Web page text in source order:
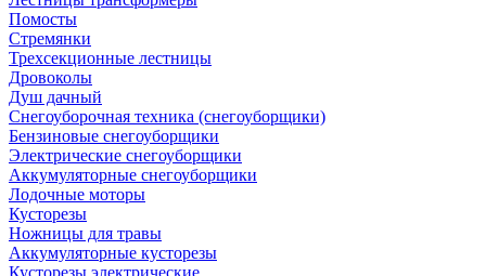
Помосты
Стремянки
Трехсекционные лестницы
Дровоколы
Душ дачный
Снегоуборочная техника (снегоуборщики)
Бензиновые снегоуборщики
Электрические снегоуборщики
Аккумуляторные снегоуборщики
Лодочные моторы
Кусторезы
Ножницы для травы
Аккумуляторные кусторезы
Кусторезы электрические